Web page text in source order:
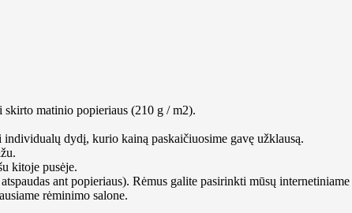
matinio popieriaus (210 g / m2).
dydį, kurio kainą paskaičiuosime gavę užklausą.
kitoje pusėje.
ant popieriaus). Rėmus galite pasirinkti mūsų
rėminimo salone.